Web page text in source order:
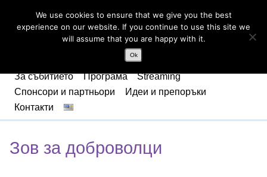
За събитието Програма
Streaming
Спонсори и партньори
Идеи и препоръки
Контакти
Зов за доброволци
We use cookies to ensure that we give you the best
experience on our website. If you continue to use this site we
will assume that you are happy with it.
Ok